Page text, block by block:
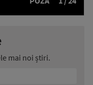
mai noi știri.